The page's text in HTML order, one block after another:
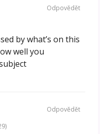
by what’s on this
well you
Odpovědět
Odpovědět